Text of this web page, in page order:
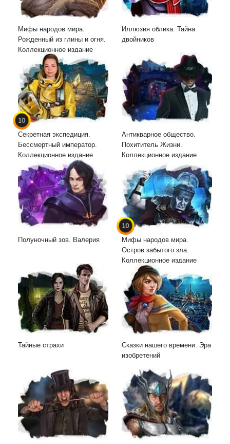
Мифы народов мира.
Рожденный из глины и огня.
Коллекционное издание
Иллюзия облика. Тайна
двойников
10
Секретная экспедиция.
Бессмертный император.
Коллекционное издание
Антикварное общество.
Похититель Жизни.
Коллекционное издание
Полуночный зов. Валерия
10
Мифы народов мира.
Остров забытого зла.
Коллекционное издание
Тайные страхи
Сказки нашего времени. Эра
изобретений